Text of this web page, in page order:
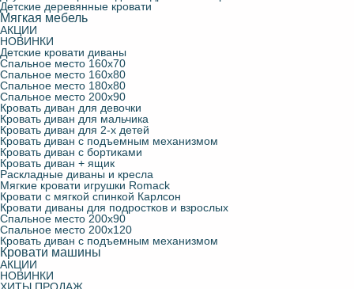
Детские деревянные кровати
Мягкая мебель
АКЦИИ
НОВИНКИ
Детские кровати диваны
Спальное место 160х70
Спальное место 160х80
Спальное место 180х80
Спальное место 200х90
Кровать диван для девочки
Кровать диван для мальчика
Кровать диван для 2-х детей
Кровать диван с подъемным механизмом
Кровать диван с бортиками
Кровать диван + ящик
Раскладные диваны и кресла
Мягкие кровати игрушки Romack
Кровати с мягкой спинкой Карлсон
Кровати диваны для подростков и взрослых
Спальное место 200х90
Спальное место 200х120
Кровать диван с подъемным механизмом
Кровати машины
АКЦИИ
НОВИНКИ